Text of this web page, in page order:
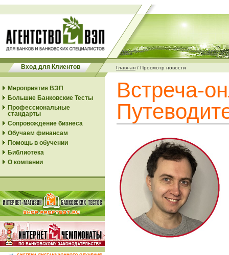
Вход для Клиентов Главная / Просмотр новости
Мероприятия ВЭП
Большие Банковские Тесты
Профессиональные
стандарты
Сопровождение бизнеса
Обучаем финансам
Помощь в обучении
Библиотека
О компании
Встреча-